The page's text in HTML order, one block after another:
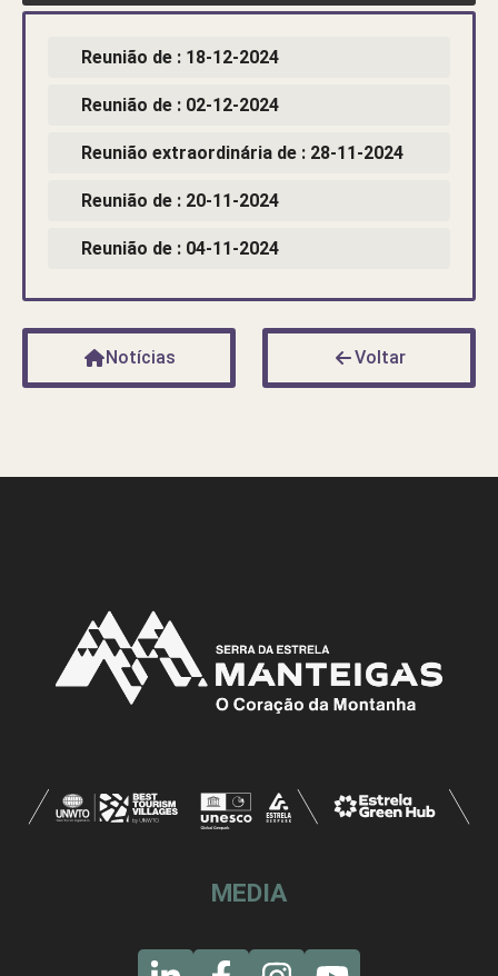
Reunião de : 18-12-2024
Reunião de : 02-12-2024
Reunião extraordinária de : 28-11-2024
Reunião de : 20-11-2024
Reunião de : 04-11-2024
Notícias Voltar
MEDIA